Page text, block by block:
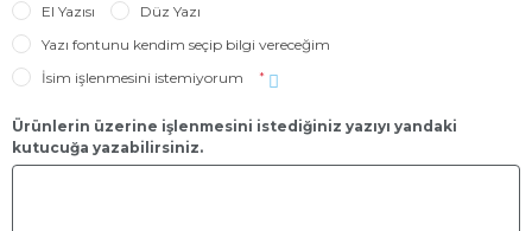
El Yazısı
Düz Yazı
Yazı fontunu kendim seçip bilgi vereceğim
İsim işlenmesini istemiyorum
*
Ürünlerin üzerine işlenmesini istediğiniz yazıyı yandaki
kutucuğa yazabilirsiniz.